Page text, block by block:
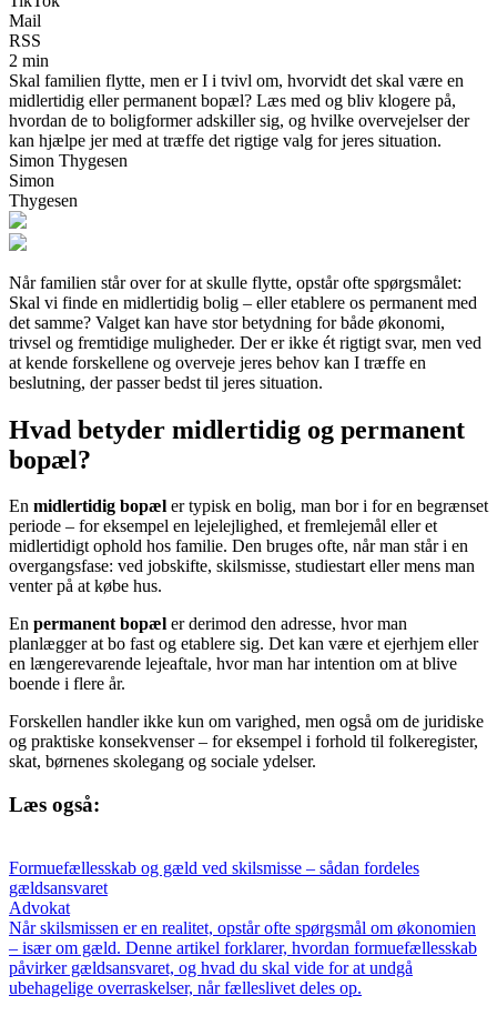
Mail
RSS
2 min
Skal familien flytte, men er I i tvivl om, hvorvidt det skal være en
midlertidig eller permanent bopæl? Læs med og bliv klogere på,
hvordan de to boligformer adskiller sig, og hvilke overvejelser der
kan hjælpe jer med at træffe det rigtige valg for jeres situation.
Simon Thygesen
Simon
Thygesen
Når familien står over for at skulle flytte, opstår ofte spørgsmålet:
Skal vi finde en midlertidig bolig – eller etablere os permanent med
det samme? Valget kan have stor betydning for både økonomi,
trivsel og fremtidige muligheder. Der er ikke ét rigtigt svar, men ved
at kende forskellene og overveje jeres behov kan I træffe en
beslutning, der passer bedst til jeres situation.
Hvad betyder midlertidig og permanent
bopæl?
En midlertidig bopæl er typisk en bolig, man bor i for en begrænset
periode – for eksempel en lejelejlighed, et fremlejemål eller et
midlertidigt ophold hos familie. Den bruges ofte, når man står i en
overgangsfase: ved jobskifte, skilsmisse, studiestart eller mens man
venter på at købe hus.
En permanent bopæl er derimod den adresse, hvor man
planlægger at bo fast og etablere sig. Det kan være et ejerhjem eller
en længerevarende lejeaftale, hvor man har intention om at blive
boende i flere år.
Forskellen handler ikke kun om varighed, men også om de juridiske
og praktiske konsekvenser – for eksempel i forhold til folkeregister,
skat, børnenes skolegang og sociale ydelser.
Læs også:
Formuefællesskab og gæld ved skilsmisse – sådan fordeles
gældsansvaret
Advokat
Når skilsmissen er en realitet, opstår ofte spørgsmål om økonomien
– især om gæld. Denne artikel forklarer, hvordan formuefællesskab
påvirker gældsansvaret, og hvad du skal vide for at undgå
ubehagelige overraskelser, når fælleslivet deles op.